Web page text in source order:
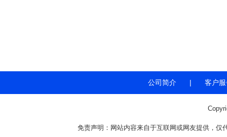
公司简介 | 客户
免责声明：网站内容来自于互联网或网友提供，